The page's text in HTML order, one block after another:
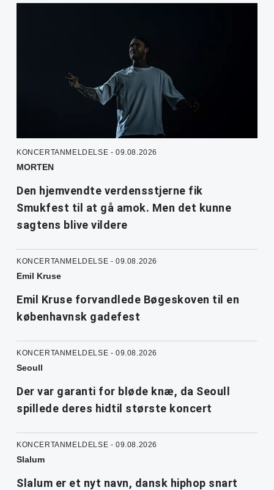
KONCERTANMELDELSE - 09.08.2026
MORTEN
Den hjemvendte verdensstjerne fik
Smukfest til at gå amok. Men det kunne
sagtens blive vildere
KONCERTANMELDELSE - 09.08.2026
Emil Kruse
Emil Kruse forvandlede Bøgeskoven til en
københavnsk gadefest
KONCERTANMELDELSE - 09.08.2026
Seoull
Der var garanti for bløde knæ, da Seoull
spillede deres hidtil største koncert
KONCERTANMELDELSE - 09.08.2026
Slalum
Slalum er et nyt navn, dansk hiphop snart